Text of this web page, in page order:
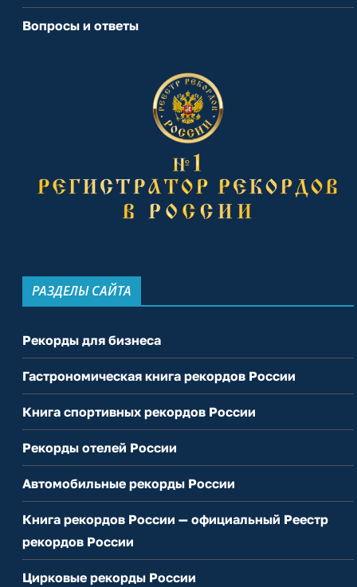
Вопросы и ответы
РАЗДЕЛЫ САЙТА
Рекорды для бизнеса
Гастрономическая книга рекордов России
Книга спортивных рекордов России
Рекорды отелей России
Автомобильные рекорды России
Книга рекордов России — официальный Реестр
рекордов России
Цирковые рекорды России